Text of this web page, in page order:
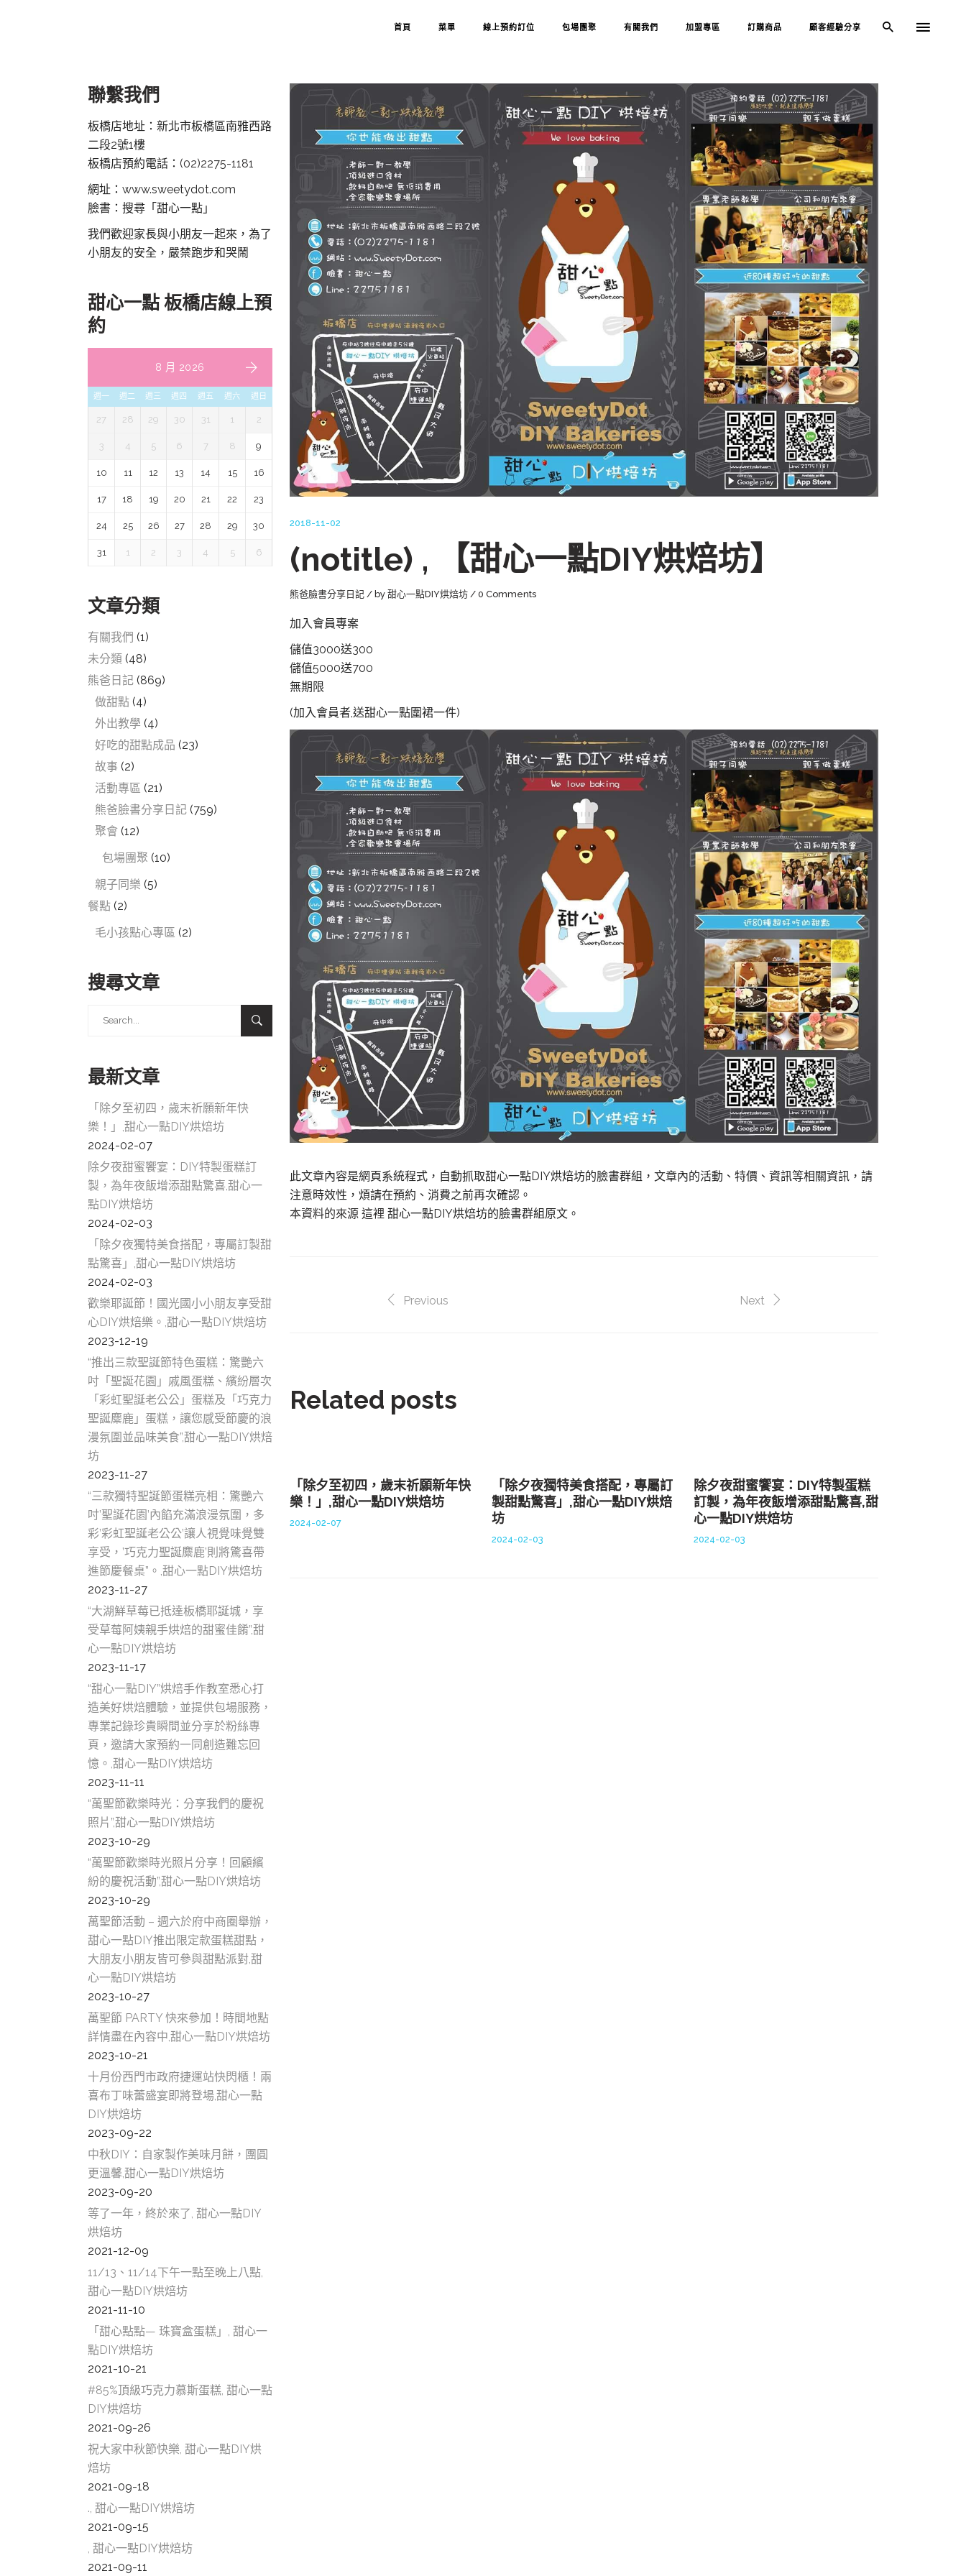
首頁 菜單 線上預約訂位 包場團聚 有關我們 加盟專區 訂購商品 顧客經驗分享
2018-11-02
(notitle) , 【甜心一點DIY烘焙坊】
熊爸臉書分享日記 by 甜心一點DIY烘焙坊 0 Comments
加入會員專案
儲值3000送300
儲值5000送700
無期限
(加入會員者,送甜心一點圍裙一件)
此文章內容是網頁系統程式，自動抓取甜心一點DIY烘焙坊的臉書群組，文章內的活動、特價、資訊等相關資訊，請
注意時效性，煩請在預約、消費之前再次確認。
本資料的來源 這裡 甜心一點DIY烘焙坊的臉書群組原文。
Previous Next
Related posts
「除夕至初四，歲末祈願新年快
樂！」,甜心一點DIY烘焙坊
2024-02-07
「除夕夜獨特美食搭配，專屬訂
製甜點驚喜」,甜心一點DIY烘焙
坊
2024-02-03
除夕夜甜蜜饗宴：DIY特製蛋糕
訂製，為年夜飯增添甜點驚喜,甜
心一點DIY烘焙坊
2024-02-03
聯繫我們
板橋店地址：新北市板橋區南雅西路
二段2號1樓
板橋店預約電話： (02)2275-1181
網址：www.sweetydot.com
臉書：搜尋「甜心一點」
我們歡迎家長與小朋友一起來，為了
小朋友的安全，嚴禁跑步和哭鬧
甜心一點 板橋店線上預
約
8 月 2026
週一 週二 週三 週四 週五 週六 週日
27 28 29 30 31 1 2
3 4 5 6 7 8 9
10 11 12 13 14 15 16
17 18 19 20 21 22 23
24 25 26 27 28 29 30
31 1 2 3 4 5 6
文章分類
有關我們 (1)
未分類 (48)
熊爸日記 (869)
做甜點 (4)
外出教學 (4)
好吃的甜點成品 (23)
故事 (2)
活動專區 (21)
熊爸臉書分享日記 (759)
聚會 (12)
包場團聚 (10)
親子同樂 (5)
餐點 (2)
毛小孩點心專區 (2)
搜尋文章
最新文章
「除夕至初四，歲末祈願新年快
樂！」,甜心一點DIY烘焙坊
2024-02-07
除夕夜甜蜜饗宴：DIY特製蛋糕訂
製，為年夜飯增添甜點驚喜,甜心一
點DIY烘焙坊
2024-02-03
「除夕夜獨特美食搭配，專屬訂製甜
點驚喜」,甜心一點DIY烘焙坊
2024-02-03
歡樂耶誕節！國光國小小朋友享受甜
心DIY烘焙樂。,甜心一點DIY烘焙坊
2023-12-19
“推出三款聖誕節特色蛋糕：驚艷六
吋「聖誕花園」戚風蛋糕、繽紛層次
「彩虹聖誕老公公」蛋糕及「巧克力
聖誕麋鹿」蛋糕，讓您感受節慶的浪
漫氛圍並品味美食”,甜心一點DIY烘焙
坊
2023-11-27
“三款獨特聖誕節蛋糕亮相：驚艷六
吋’聖誕花園’內餡充滿浪漫氛圍，多
彩’彩虹聖誕老公公’讓人視覺味覺雙
享受，’巧克力聖誕麋鹿’則將驚喜帶
進節慶餐桌”。,甜心一點DIY烘焙坊
2023-11-27
“大湖鮮草莓已抵達板橋耶誕城，享
受草莓阿姨親手烘焙的甜蜜佳餚”,甜
心一點DIY烘焙坊
2023-11-17
“甜心一點DIY”烘焙手作教室悉心打
造美好烘焙體驗，並提供包場服務，
專業記錄珍貴瞬間並分享於粉絲專
頁，邀請大家預約一同創造難忘回
憶。,甜心一點DIY烘焙坊
2023-11-11
“萬聖節歡樂時光：分享我們的慶祝
照片”,甜心一點DIY烘焙坊
2023-10-29
“萬聖節歡樂時光照片分享！回顧繽
紛的慶祝活動”,甜心一點DIY烘焙坊
2023-10-29
萬聖節活動 – 週六於府中商圈舉辦，
甜心一點DIY推出限定款蛋糕甜點，
大朋友小朋友皆可參與甜點派對,甜
心一點DIY烘焙坊
2023-10-27
萬聖節 PARTY 快來參加！時間地點
詳情盡在內容中,甜心一點DIY烘焙坊
2023-10-21
十月份西門市政府捷運站快閃櫃！兩
喜布丁味蕾盛宴即將登場,甜心一點
DIY烘焙坊
2023-09-22
中秋DIY：自家製作美味月餅，團圓
更溫馨,甜心一點DIY烘焙坊
2023-09-20
等了一年，終於來了, 甜心一點DIY
烘焙坊
2021-12-09
11/13、11/14下午一點至晚上八點,
甜心一點DIY烘焙坊
2021-11-10
「甜心點點— 珠寶盒蛋糕」, 甜心一
點DIY烘焙坊
2021-10-21
#85%頂級巧克力慕斯蛋糕, 甜心一點
DIY烘焙坊
2021-09-26
祝大家中秋節快樂, 甜心一點DIY烘
焙坊
2021-09-18
., 甜心一點DIY烘焙坊
2021-09-15
, 甜心一點DIY烘焙坊
2021-09-11